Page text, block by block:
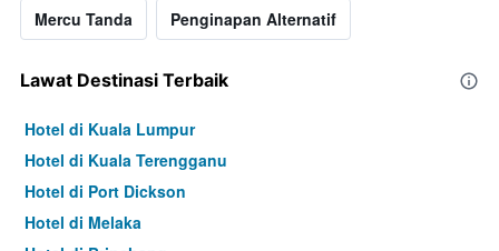
Mercu Tanda Penginapan Alternatif
Lawat Destinasi Terbaik
Hotel di Kuala Lumpur
Hotel di Kuala Terengganu
Hotel di Port Dickson
Hotel di Melaka